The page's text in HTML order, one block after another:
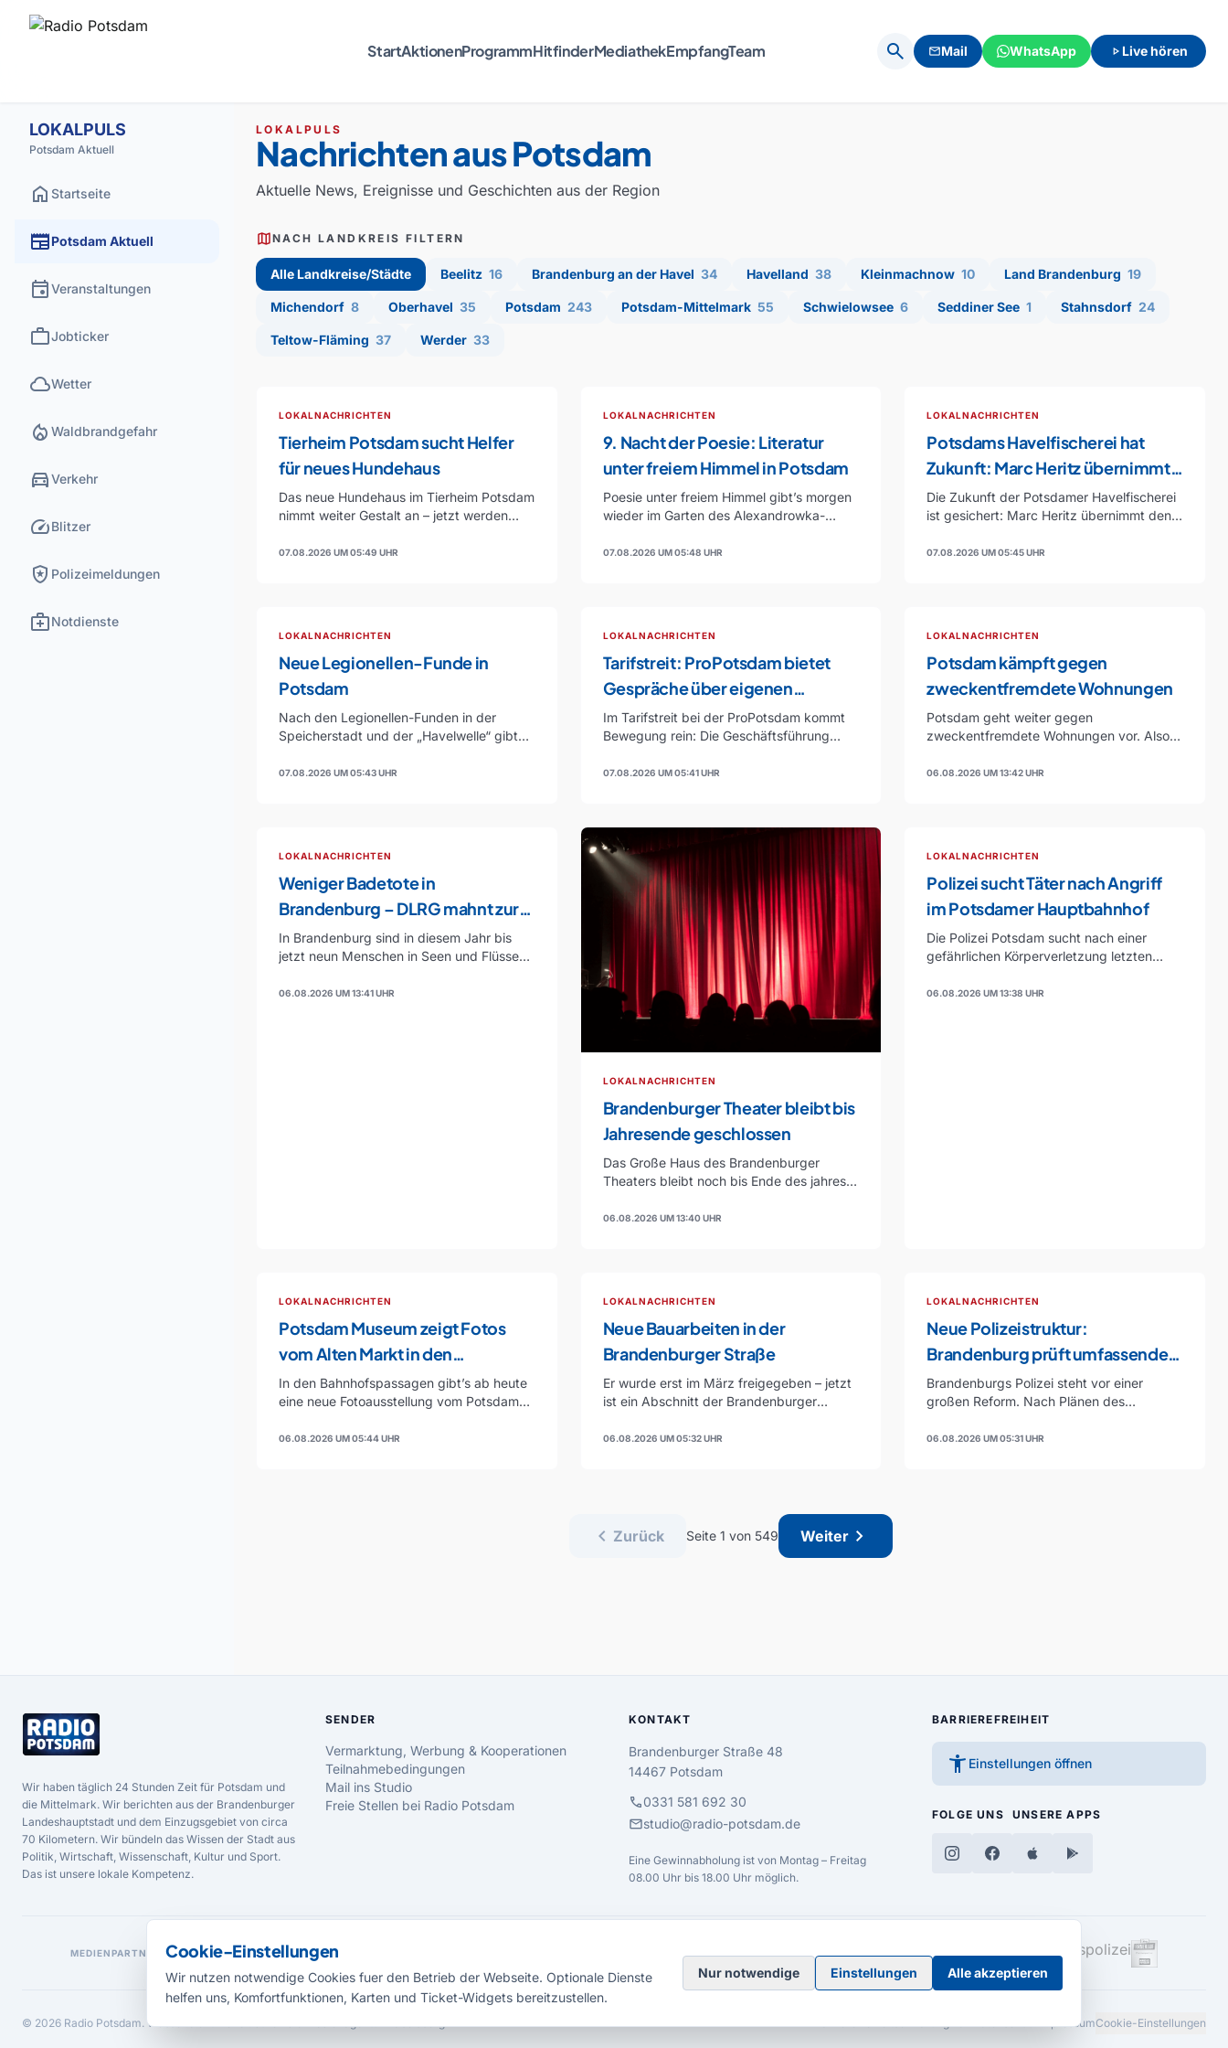
StartAktionenProgrammHitfinderMediathekEmpfangTeam search mailMail WhatsApp play_arrow Live hören
LOKALPULS
Potsdam Aktuell
home Startseite
newspaperPotsdam Aktuell
eventVeranstaltungen
workJobticker
cloudWetter
local_fire_department Waldbrandgefahr
directions_carVerkehr
speedBlitzer
local_police Polizeimeldungen
medical_servicesNotdienste
LOKALPULS
Nachrichten aus Potsdam
Aktuelle News, Ereignisse und Geschichten aus der Region
mapNACH LANDKREIS FILTERN
Alle Landkreise/Städte Beelitz 16 Brandenburg an der Havel 34 Havelland 38 Kleinmachnow 10 Land Brandenburg 19
Michendorf 8 Oberhavel 35 Potsdam 243 Potsdam-Mittelmark 55 Schwielowsee 6 Seddiner See 1 Stahnsdorf 24
Teltow-Fläming 37 Werder 33
LOKALNACHRICHTEN
Tierheim Potsdam sucht Helfer
für neues Hundehaus
Das neue Hundehaus im Tierheim Potsdam
nimmt weiter Gestalt an – jetzt werden
07.08.2026 UM 05:49 UHR
LOKALNACHRICHTEN
9. Nacht der Poesie: Literatur
unter freiem Himmel in Potsdam
Poesie unter freiem Himmel gibt’s morgen
wieder im Garten des Alexandrowka-
Brandenburg lädt…
07.08.2026 UM 05:48 UHR
LOKALNACHRICHTEN
Potsdams Havelfischerei hat
Zukunft: Marc Heritz übernimmt
den Betrieb
Die Zukunft der Potsdamer Havelfischerei
ist gesichert: Marc Heritz übernimmt den
07.08.2026 UM 05:45 UHR
LOKALNACHRICHTEN
Neue Legionellen-Funde in
Potsdam
Nach den Legionellen-Funden in der
Speicherstadt und der „Havelwelle“ gibt
07.08.2026 UM 05:43 UHR
LOKALNACHRICHTEN
Tarifstreit: ProPotsdam bietet
Gespräche über eigenen
Haustarif an
Im Tarifstreit bei der ProPotsdam kommt
Bewegung rein: Die Geschäftsführung
07.08.2026 UM 05:41 UHR
LOKALNACHRICHTEN
Potsdam kämpft gegen
zweckentfremdete Wohnungen
Potsdam geht weiter gegen
zweckentfremdete Wohnungen vor. Also
dauerhaft an…
06.08.2026 UM 13:42 UHR
LOKALNACHRICHTEN
Weniger Badetote in
Brandenburg – DLRG mahnt zur
Vorsicht
In Brandenburg sind in diesem Jahr bis
jetzt neun Menschen in Seen und Flüssen
06.08.2026 UM 13:41 UHR
LOKALNACHRICHTEN
Brandenburger Theater bleibt bis
Jahresende geschlossen
Das Große Haus des Brandenburger
Theaters bleibt noch bis Ende des jahres
06.08.2026 UM 13:40 UHR
LOKALNACHRICHTEN
Polizei sucht Täter nach Angriff
im Potsdamer Hauptbahnhof
Die Polizei Potsdam sucht nach einer
gefährlichen Körperverletzung letzten
unbekannten…
06.08.2026 UM 13:38 UHR
LOKALNACHRICHTEN
Potsdam Museum zeigt Fotos
vom Alten Markt in den
Bahnhofspassagen
In den Bahnhofspassagen gibt’s ab heute
eine neue Fotoausstellung vom Potsdam
06.08.2026 UM 05:44 UHR
LOKALNACHRICHTEN
Neue Bauarbeiten in der
Brandenburger Straße
Er wurde erst im März freigegeben – jetzt
ist ein Abschnitt der Brandenburger
06.08.2026 UM 05:32 UHR
LOKALNACHRICHTEN
Neue Polizeistruktur:
Brandenburg prüft umfassende
Reform
Brandenburgs Polizei steht vor einer
großen Reform. Nach Plänen des
ganzen…
06.08.2026 UM 05:31 UHR
chevron_left Zurück Seite 1 von 549 Weiter chevron_right
Wir haben täglich 24 Stunden Zeit für Potsdam und
die Mittelmark. Wir berichten aus der Brandenburger
Landeshauptstadt und dem Einzugsgebiet von circa
70 Kilometern. Wir bündeln das Wissen der Stadt aus
Politik, Wirtschaft, Wissenschaft, Kultur und Sport.
Das ist unsere lokale Kompetenz.
SENDER
Vermarktung, Werbung & Kooperationen
Teilnahmebedingungen
Mail ins Studio
Freie Stellen bei Radio Potsdam
KONTAKT
Brandenburger Straße 48
14467 Potsdam
call0331 581 692 30
mailstudio@radio-potsdam.de
Eine Gewinnabholung ist von Montag – Freitag
08.00 Uhr bis 18.00 Uhr möglich.
BARRIEREFREIHEIT
accessibility_new Einstellungen öffnen
FOLGE UNS UNSERE APPS
MEDIENPARTNER
© 2026 Radio Potsdam. Webseite entwickelt durch dieMedienagentur Babelsberg BarrierefreiheitserklärungAGBDatenschutzImpressumCookie-Einstellungen
Cookie-Einstellungen
Wir nutzen notwendige Cookies fuer den Betrieb der Webseite. Optionale Dienste
helfen uns, Komfortfunktionen, Karten und Ticket-Widgets bereitzustellen.
Nur notwendige Einstellungen Alle akzeptieren